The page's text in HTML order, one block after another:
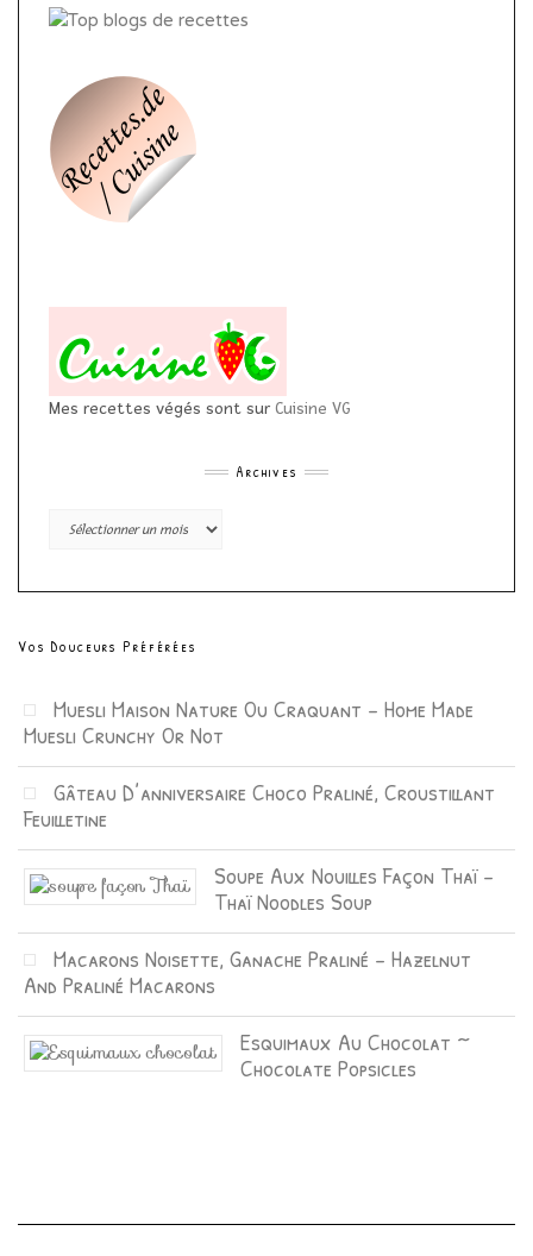
Mes recettes végés sont sur Cuisine VG
Archives
Archives
Vos Douceurs Préférées
Muesli Maison Nature Ou Craquant – Home Made
Muesli Crunchy Or Not
Gâteau D’anniversaire Choco Praliné, Croustillant
Feuilletine
Soupe Aux Nouilles Façon Thaï –
Thaï Noodles Soup
Macarons Noisette, Ganache Praliné – Hazelnut
And Praliné Macarons
Esquimaux Au Chocolat ~
Chocolate Popsicles